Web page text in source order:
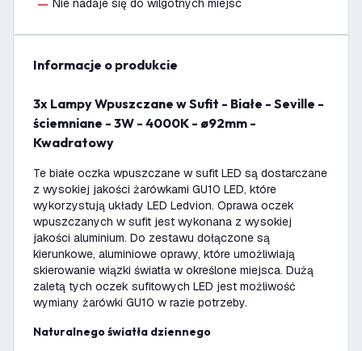
Nie nadaje się do wilgotnych miejsc
informacje o produkcie
3x Lampy Wpuszczane w Sufit - Białe - Seville -
ściemniane - 3W - 4000K - ø92mm -
Kwadratowy
Te białe oczka wpuszczane w sufit LED są dostarczane
z wysokiej jakości żarówkami GU10 LED, które
wykorzystują układy LED Ledvion. Oprawa oczek
wpuszczanych w sufit jest wykonana z wysokiej
jakości aluminium. Do zestawu dołączone są
kierunkowe, aluminiowe oprawy, które umożliwiają
skierowanie wiązki światła w określone miejsca. Dużą
zaletą tych oczek sufitowych LED jest możliwość
wymiany żarówki GU10 w razie potrzeby.
Naturalnego światła dziennego